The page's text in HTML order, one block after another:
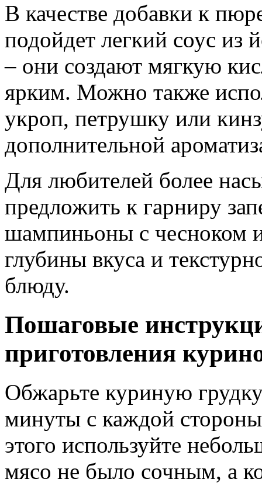
В качестве добавки к
подойдет легкий соус из
– они создают мягкую
ярким. Можно также
укроп, петрушку или
дополнительной
Для любителей более
предложить к гарниру
шампиньоны с чесноком
глубины вкуса и
блюду.
Пошаговые
приготовления
Обжарьте куриную
минуты с каждой
этого используйте
мясо не было сочным, а